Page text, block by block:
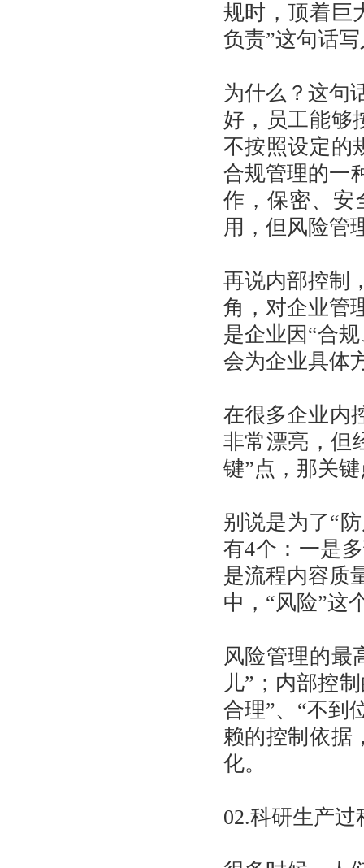
规时，顶着巨
负责”这句话
为什么？这句
好，员工能够
不按照设定的
合规管理的一
作，保密、安
用，但风险管
再说内部控制
角，对企业管
是企业因“合
会为企业具体
在很多企业内
非常漂亮，但
键”点，那关
别说是为了“
有4个：一是
是流程内容质
中，“风险”这
风险管理的最
儿”；内部控
合理”、“不到
赖的控制依据
化。
02.科研生产